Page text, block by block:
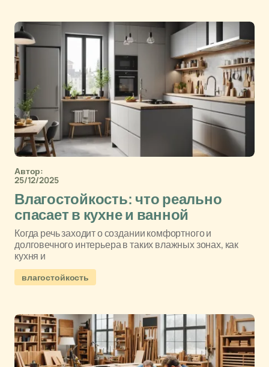
Автор:
25/12/2025
Влагостойкость: что реально
спасает в кухне и ванной
Когда речь заходит о создании комфортного и
долговечного интерьера в таких влажных зонах, как
кухня и
влагостойкость